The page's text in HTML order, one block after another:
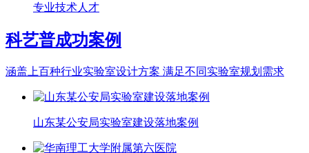
专业技术人才
科艺普成功案例
涵盖上百种行业实验室设计方案 满足不同实验室规划需求
山东某公安局实验室建设落地案例